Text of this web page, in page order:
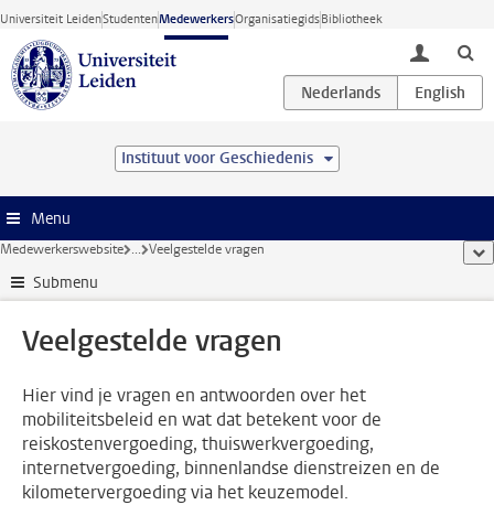
Ga direct naar de inhoud
Universiteit LeidenStudentenMedewerkersOrganisatiegidsBibliotheek
toggle
Instituut voor Geschiedenis
Menu
Medewerkerswebsite ... Veelgestelde vragen
Submenu
Veelgestelde vragen
Hier vind je vragen en antwoorden over het
mobiliteitsbeleid en wat dat betekent voor de
reiskostenvergoeding, thuiswerkvergoeding,
internetvergoeding, binnenlandse dienstreizen en de
kilometervergoeding via het keuzemodel.